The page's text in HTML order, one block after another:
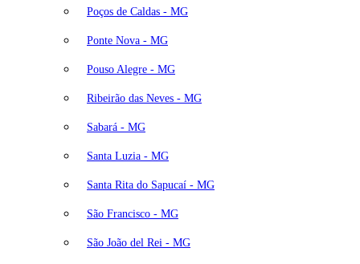
Poços de Caldas - MG
Ponte Nova - MG
Pouso Alegre - MG
Ribeirão das Neves - MG
Sabará - MG
Santa Luzia - MG
Santa Rita do Sapucaí - MG
São Francisco - MG
São João del Rei - MG